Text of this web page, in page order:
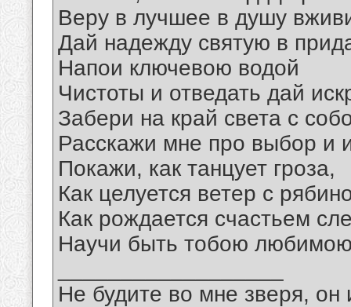
Веру в лучшее в душу
Дай надежду святую в
Напои ключевою водой
Чистоты и отведать дай
Забери на край света с
Расскажи мне про выбор и
Покажи, как танцует гроза,
Как целуется ветер с
Как рождается счастьем
Научи быть тобою
Не будите во мне зверя, он